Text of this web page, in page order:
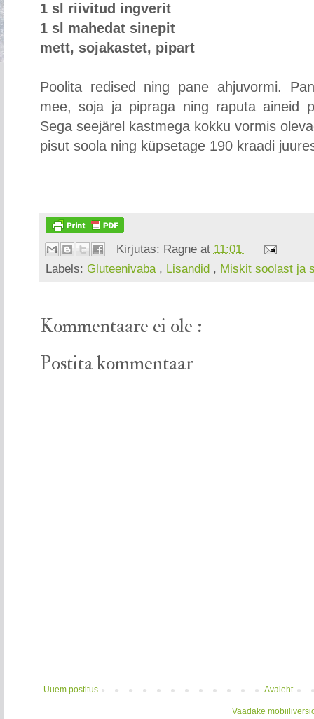
1 sl riivitud ingverit
1 sl mahedat sinepit
mett, sojakastet, pipart
Poolita redised ning pane ahjuvormi.
mee, soja ja pipraga ning raputa aineid
Sega seejärel kastmega kokku vormis
pisut soola ning küpsetage 190 kraadi
Kirjutas: Ragne at 11:01
Labels: Gluteenivaba , Lisandid , Miskit soolast ja
Kommentaare ei ole :
Postita kommentaar
Uuem postitus Avaleht
Vaadake